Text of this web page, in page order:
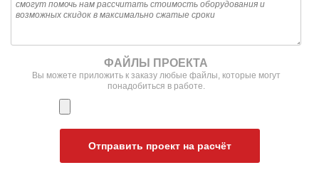
ФАЙЛЫ ПРОЕКТА
Вы можете приложить к заказу любые файлы, которые могут
понадобиться в работе.
Отправить проект на расчёт